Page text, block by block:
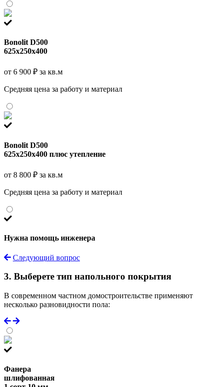
Bonolit D500
625x250x400
от 6 900 ₽ за кв.м
Средняя цена за работу и материал
Bonolit D500
625x250x400 плюс утепление
от 8 800 ₽ за кв.м
Средняя цена за работу и материал
Нужна помощь инженера
Следующий вопрос
3. Выберете тип напольного покрытия
В современном частном домостроительстве применяют
несколько разновидности пола:
Фанера
шлифованная